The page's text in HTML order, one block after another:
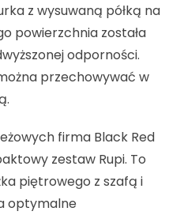
z wysuwaną półką na
powierzchnia została
odporności.
przechowywać w
firma Black Red
zestaw Rupi. To
piętrowego z szafą i
optymalne